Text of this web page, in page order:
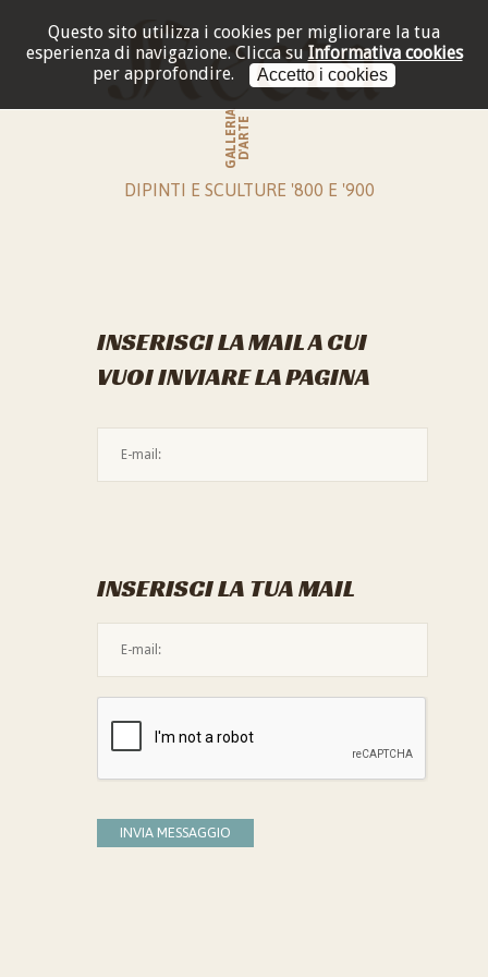
Questo sito utilizza i cookies per migliorare la tua
esperienza di navigazione. Clicca su Informativa cookies
per approfondire.
Accetto i cookies
GALLERIAD'ARTE
DIPINTI E SCULTURE '800 E '900
INSERISCI LA MAIL A CUI
VUOI INVIARE LA PAGINA
INSERISCI LA TUA MAIL
INVIA MESSAGGIO